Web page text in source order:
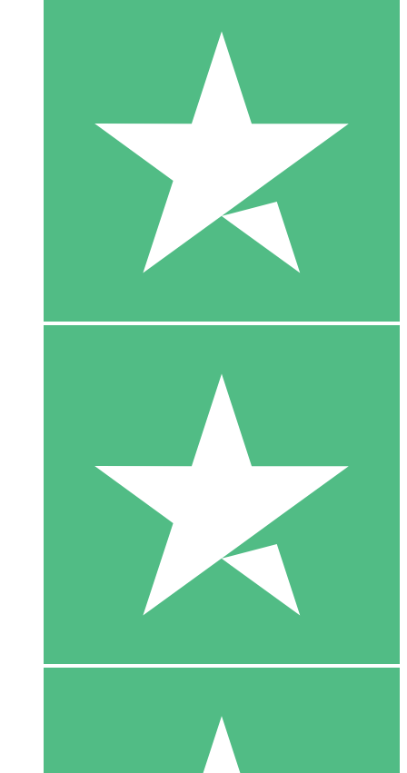
10 Download
20